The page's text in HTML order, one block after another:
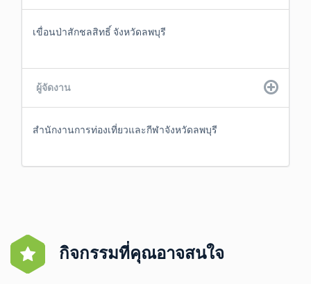
เขื่อนป่าสักชลสิทธิ์ จังหวัดลพบุรี
ผู้จัดงาน
สำนักงานการท่องเที่ยวและกีฬาจังหวัดลพบุรี
กิจกรรมที่คุณอาจสนใจ